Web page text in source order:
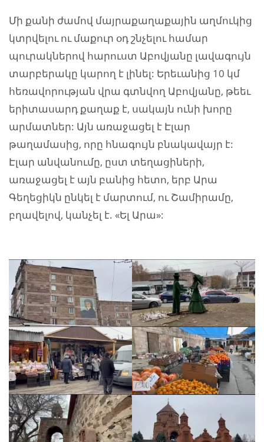
Մի քանի ժամով մայրաքաղաքային աղմուկից
կտրվելու ու մաքուր օդ շնչելու համար
պուրակներով հարուստ Աբովյանը լավագույն
տարբերակը կարող է լինել: Երեւանից 10 կմ
հեռավորության վրա գտնվող Աբովյանը, թեեւ
երիտասարդ քաղաք է, սակայն ունի խորը
արմատներ: Այն առաջացել է Էլար
թաղամասից, որը հնագույն բնակավայր է:
Էլար անվանումը, ըստ տեղացիների,
առաջացել է այն բանից հետո, երբ Արա
Գեղեցիկն ընկել է մարտում, ու Շամիրամը,
բղավելով, կանչել է. «Ել Արա»: